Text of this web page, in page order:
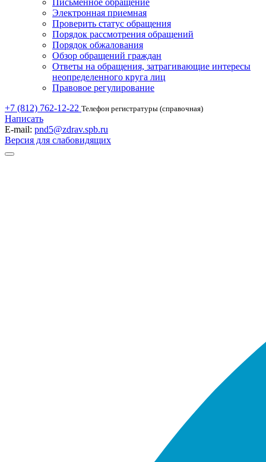
Письменное обращение
Электронная приемная
Проверить статус обращения
Порядок рассмотрения обращений
Порядок обжалования
Обзор обращений граждан
Ответы на обращения, затрагивающие интересы
неопределенного круга лиц
Правовое регулирование
+7 (812) 762-12-22 Телефон регистратуры (справочная)
Написать
E-mail: pnd5@zdrav.spb.ru
Версия для слабовидящих